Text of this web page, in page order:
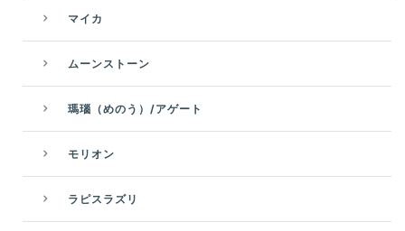
マイカ
ムーンストーン
瑪瑙（めのう）/アゲート
モリオン
ラピスラズリ